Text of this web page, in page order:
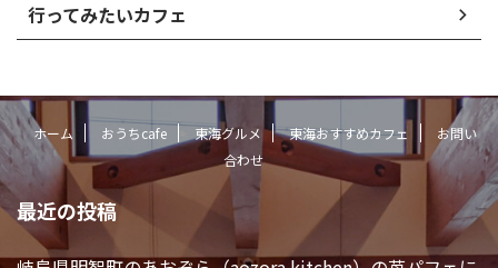
行ってみたいカフェ
ホーム おうちcafe 東海グルメ 東海おすすめカフェ
お問い
合わせ
最近の投稿